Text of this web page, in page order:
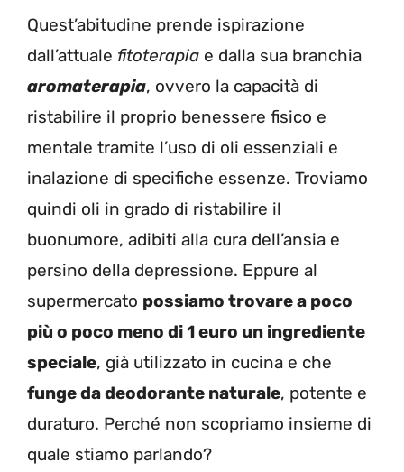
Quest’abitudine prende ispirazione
dall’attuale fitoterapia e dalla sua branchia
aromaterapia, ovvero la capacità di
ristabilire il proprio benessere fisico e
mentale tramite l’uso di oli essenziali e
inalazione di specifiche essenze. Troviamo
quindi oli in grado di ristabilire il
buonumore, adibiti alla cura dell’ansia e
persino della depressione. Eppure al
supermercato possiamo trovare a poco
più o poco meno di 1 euro un ingrediente
speciale, già utilizzato in cucina e che
funge da deodorante naturale, potente e
duraturo. Perché non scopriamo insieme di
quale stiamo parlando?